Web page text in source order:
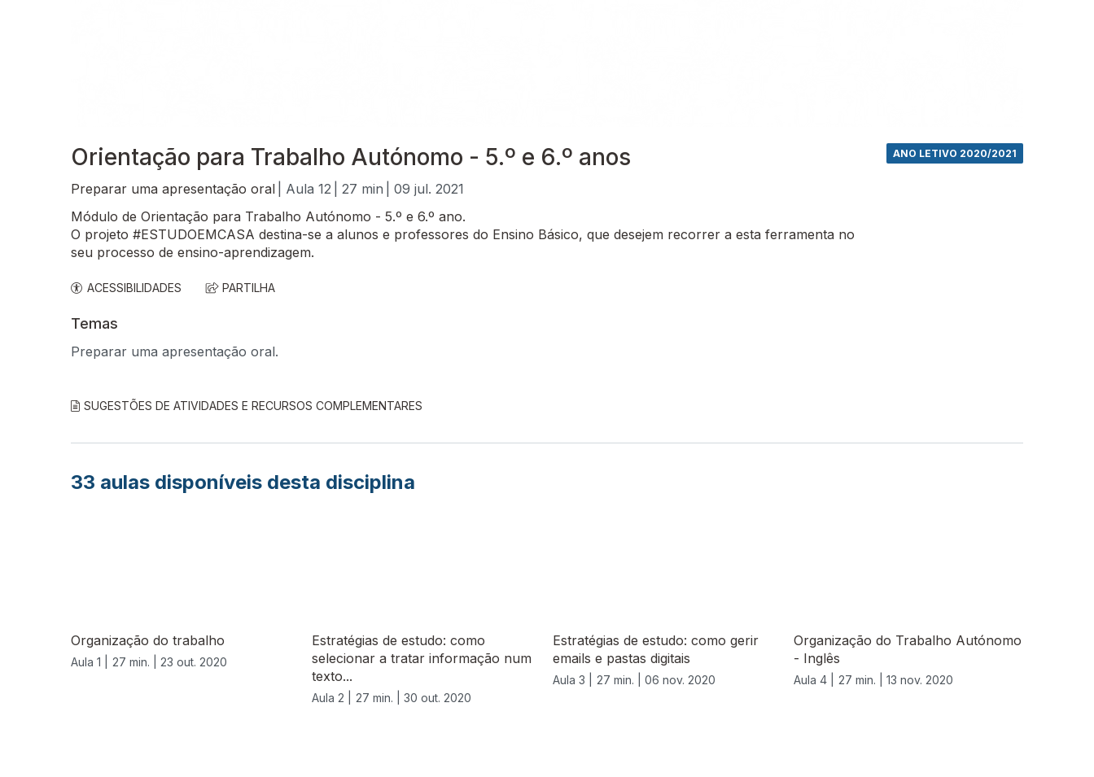
Orientação para Trabalho Autónomo - 5.º e 6.º anos
Preparar uma apresentação oral | Aula 12 | 27 min | 09 jul. 2021
ANO LETIVO 2020/2021
Módulo de Orientação para Trabalho Autónomo - 5.º e 6.º ano.
O projeto #ESTUDOEMCASA destina-se a alunos e professores do Ensino Básico, que desejem recorrer a esta ferramenta no
seu processo de ensino-aprendizagem.
ACESSIBILIDADES PARTILHA
Temas
Preparar uma apresentação oral.
SUGESTÕES DE ATIVIDADES E RECURSOS COMPLEMENTARES
33 aulas disponíveis desta disciplina
Organização do trabalho
Aula 1 | 27 min. | 23 out. 2020
Estratégias de estudo: como
selecionar a tratar informação num
texto...
Aula 2 | 27 min. | 30 out. 2020
Estratégias de estudo: como gerir
emails e pastas digitais
Aula 3 | 27 min. | 06 nov. 2020
Organização do Trabalho Autónomo
- Inglês
Aula 4 | 27 min. | 13 nov. 2020